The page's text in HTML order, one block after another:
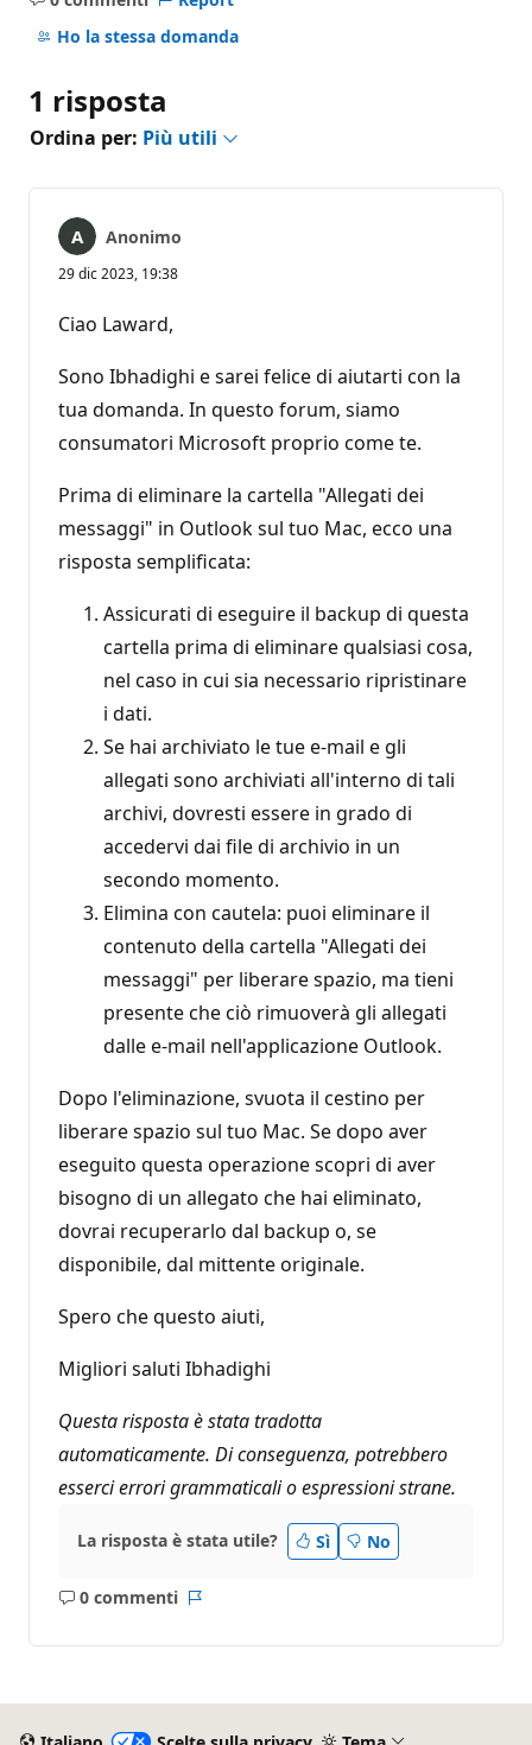
Nessun
commento
Ho la stessa domanda
1 risposta
Ordina per: Più utili
Anonimo
29 dic 2023, 19:38
Ciao Laward,
Sono Ibhadighi e sarei felice di aiutarti con la
tua domanda. In questo forum, siamo
consumatori Microsoft proprio come te.
Prima di eliminare la cartella "Allegati dei
messaggi" in Outlook sul tuo Mac, ecco una
risposta semplificata:
Assicurati di eseguire il backup di questa
cartella prima di eliminare qualsiasi cosa,
nel caso in cui sia necessario ripristinare
i dati.
Se hai archiviato le tue e-mail e gli
allegati sono archiviati all'interno di tali
archivi, dovresti essere in grado di
accedervi dai file di archivio in un
secondo momento.
Elimina con cautela: puoi eliminare il
contenuto della cartella "Allegati dei
messaggi" per liberare spazio, ma tieni
presente che ciò rimuoverà gli allegati
dalle e-mail nell'applicazione Outlook.
Dopo l'eliminazione, svuota il cestino per
liberare spazio sul tuo Mac. Se dopo aver
eseguito questa operazione scopri di aver
bisogno di un allegato che hai eliminato,
dovrai recuperarlo dal backup o, se
disponibile, dal mittente originale.
Spero che questo aiuti,
Migliori saluti Ibhadighi
Questa risposta è stata tradotta
automaticamente. Di conseguenza, potrebbero
esserci errori grammaticali o espressioni strane.
La risposta è stata utile? Sì No
0 commenti
Nessun